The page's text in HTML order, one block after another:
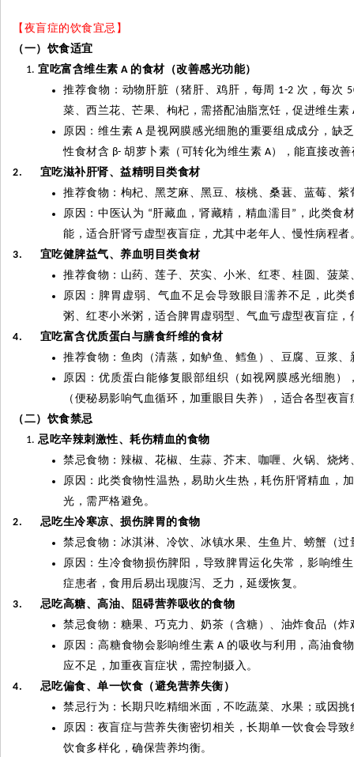
【夜盲症的饮食宜忌】
（一）饮食适宜
宜吃富含维生素 A 的食材（改善感光功能）
推荐食物：动物肝脏（猪肝、鸡肝，每周 1-2 次，每次
菜、西兰花、芒果、枸杞，需搭配油脂烹饪，促进维生素
原因：维生素 A是视网膜感光细胞的重要组成成分，缺
性食材含 β- 胡萝卜素（可转化为维生素 A），能直接改
2.
宜吃滋补肝肾、益精明目类食材
推荐食物：枸杞、黑芝麻、黑豆、核桃、桑葚、蓝莓、
原因：中医认为 “肝藏血，肾藏精，精血濡目 ” ，此类食
能，适合肝肾亏虚型夜盲症，尤其中老年人、慢性病程者
3.
宜吃健脾益气、养血明目类食材
推荐食物：山药、莲子、芡实、小米、红枣、桂圆、菠
原因：脾胃虚弱、气血不足会导致眼目濡养不足，此
粥、红枣小米粥，适合脾胃虚弱型、气血亏虚型夜盲症
4.
宜吃富含优质蛋白与膳食纤维的食材
推荐食物：鱼肉（清蒸，如鲈鱼、鳕鱼）、豆腐、豆浆
原因：优质蛋白能修复眼部组织（如视网膜感光细胞
（便秘易影响气血循环，加重眼目失养），适合各型夜
（二）饮食禁忌
忌吃辛辣刺激性、耗伤精血的食物
禁忌食物：辣椒、花椒、生蒜、芥末、咖喱、火锅、烧烤
原因：此类食物性温热，易助火生热，耗伤肝肾精血，
光，需严格避免。
2.
忌吃生冷寒凉、损伤脾胃的食物
禁忌食物：冰淇淋、冷饮、冰镇水果、生鱼片、螃蟹（过
原因：生冷食物损伤脾阳，导致脾胃运化失常，影响维
症患者，食用后易出现腹泻、乏力，延缓恢复。
3.
忌吃高糖、高油、阻碍营养吸收的食物
禁忌食物：糖果、巧克力、奶茶（含糖）、油炸食品（
原因：高糖食物会影响维生素 A 的吸收与利用，高油食
应不足，加重夜盲症状，需控制摄入。
4.
忌吃偏食、单一饮食（避免营养失衡）
禁忌行为：长期只吃精细米面，不吃蔬菜、水果；或因
原因：夜盲症与营养失衡密切相关，长期单一饮食会导致
饮食多样化，确保营养均衡。